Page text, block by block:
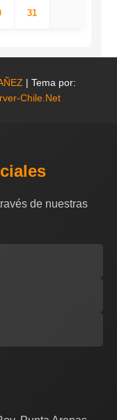
31
| Tema por:
Chile.Net
de nuestras